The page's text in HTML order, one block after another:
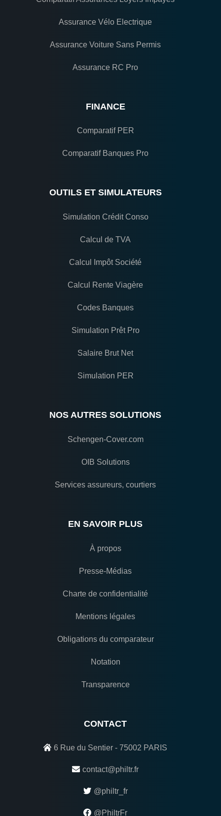
Assurance Vélo Electrique
Assurance Voiture Sans Permis
Assurance RC Pro
FINANCE
Comparatif PER
Comparatif Banques Pro
OUTILS ET SIMULATEURS
Simulation Crédit Conso
Calcul de TVA
Calcul Impôt Société
Calcul Rente Viagère
Codes Banques
Simulation Prêt Pro
Salaire Brut Net
Simulation PER
NOS AUTRES SOLUTIONS
Schengen-Cover.com
OIB Solutions
Services assureurs, courtiers
EN SAVOIR PLUS
À propos
Presse-Médias
Charte de confidentialité
Mentions légales
Obligations du comparateur
Notation
Transparence
CONTACT
6 Rue du Sentier - 75002 PARIS
contact@philtr.fr
@philtr_fr
@PhiltrFr